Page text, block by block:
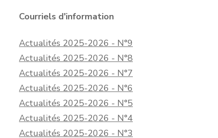
Courriels d'information
Actualités 2025-2026 - N°9
Actualités 2025-2026 - N°8
Actualités 2025-2026 - N°7
Actualités 2025-2026 - N°6
Actualités 2025-2026 - N°5
Actualités 2025-2026 - N°4
Actualités 2025-2026 - N°3